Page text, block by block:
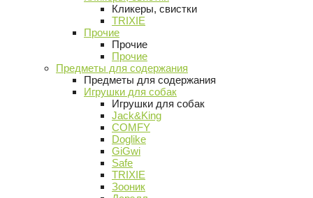
Кликеры, свистки
TRIXIE
Прочие
Прочие
Прочие
Предметы для содержания
Предметы для содержания
Игрушки для собак
Игрушки для собак
Jack&King
COMFY
Doglike
GiGwi
Safe
TRIXIE
Зооник